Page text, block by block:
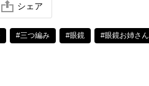
シェア
#三つ編み #眼鏡 #眼鏡お姉さん